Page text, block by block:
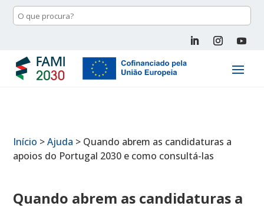
Início >Ajuda > Quando abrem as candidaturas a
apoios do Portugal 2030 e como consultá-las
Quando abrem as candidaturas a